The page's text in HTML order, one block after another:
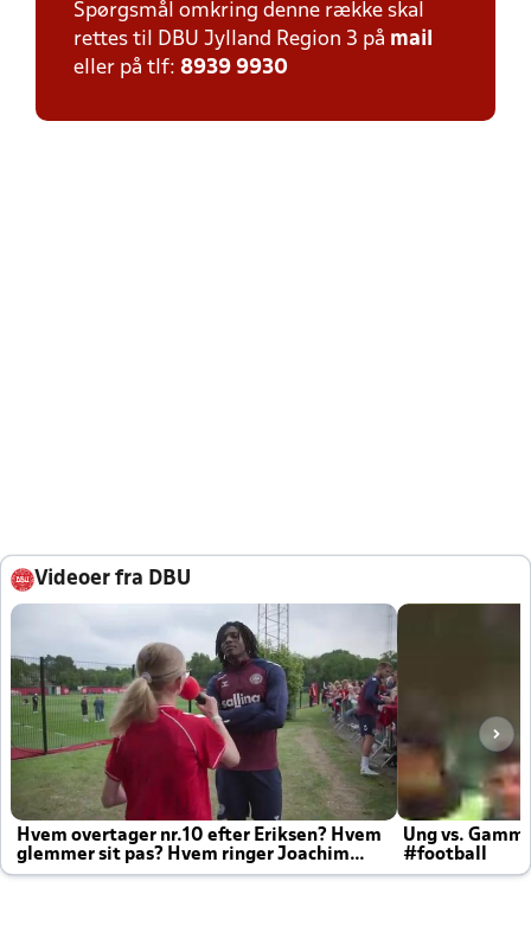
Spørgsmål omkring denne række skal
rettes til DBU Jylland Region 3 på mail
eller på tlf: 8939 9930
Videoer fra DBU
Hvem overtager nr.10 efter Eriksen? Hvem
glemmer sit pas? Hvem ringer Joachim
altid til efter kampe?
Ung vs.
#football